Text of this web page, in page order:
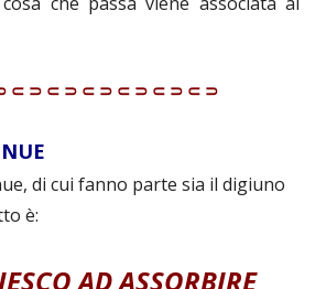
di cui fanno parte sia il digiuno
è:
AD ASSORBIRE